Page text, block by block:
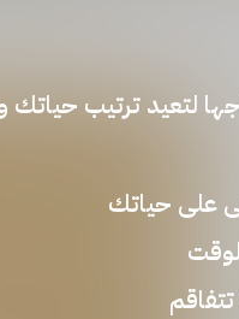
لتعيد ترتيب
على حياتك